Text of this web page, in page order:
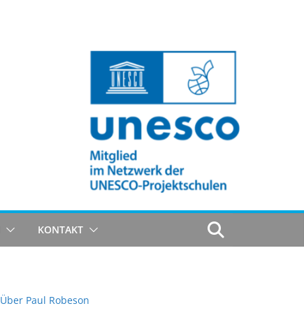
KONTAKT
Über Paul Robeson